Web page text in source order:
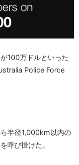
100万ドルといった
Police Force
半径1,000km以内の
呼び掛けた。